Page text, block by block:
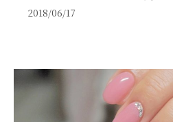
2018/06/17